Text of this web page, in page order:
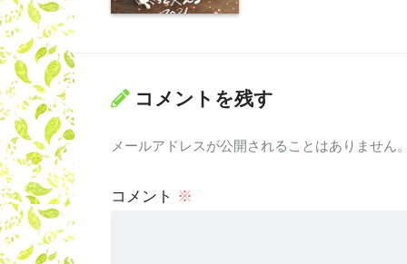
コメントを残す
メールアドレスが公開されることはありません
コメント ※